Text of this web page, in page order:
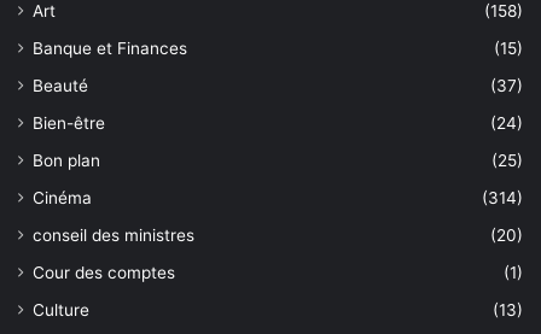
Art
(158)
Banque et Finances
(15)
Beauté
(37)
Bien-être
(24)
Bon plan
(25)
Cinéma
(314)
conseil des ministres
(20)
Cour des comptes
(1)
Culture
(13)